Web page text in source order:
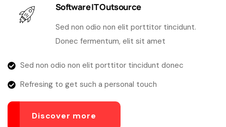
Software IT Outsource
Sed non odio non elit porttitor tincidunt.
Donec fermentum, elit sit amet
Sed non odio non elit porttitor tincidunt donec
Refresing to get such a personal touch
Discover more